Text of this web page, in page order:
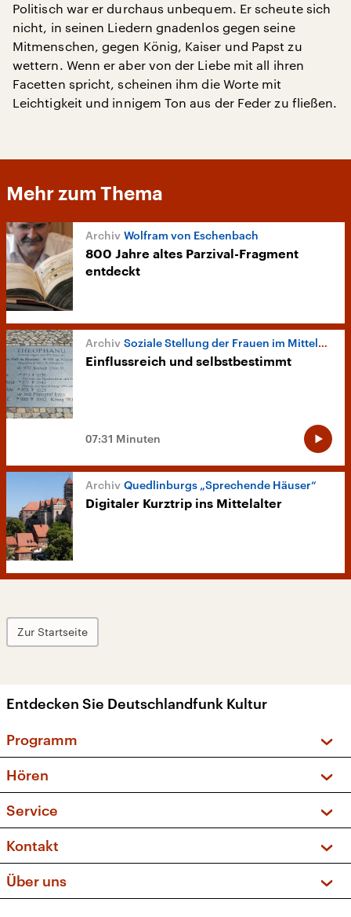
Politisch war er durchaus unbequem. Er scheute sich
nicht, in seinen Liedern gnadenlos gegen seine
Mitmenschen, gegen König, Kaiser und Papst zu
wettern. Wenn er aber von der Liebe mit all ihren
Facetten spricht, scheinen ihm die Worte mit
Leichtigkeit und innigem Ton aus der Feder zu fließen.
Mehr zum Thema
Wolfram von Eschenbach
800 Jahre altes Parzival-Fragment
entdeckt
Soziale Stellung der Frauen im Mittelalter
Einflussreich und selbstbestimmt
07:31 Minuten
Quedlinburgs „Sprechende Häuser“
Digitaler Kurztrip ins Mittelalter
Zur Startseite
Entdecken Sie Deutschlandfunk Kultur
Programm
Sendungen und Podcasts
Musikliste
Kakadu – Das Kinderprogramm
Hören
Frequenzen (UKW + DAB+)
Service
FAQ
Apps
Newsletter
Kontakt
Social Media
Über uns